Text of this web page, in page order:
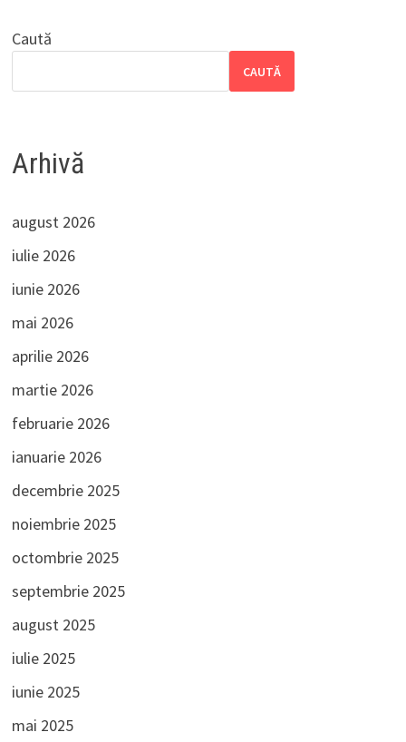
Caută
CAUTĂ
Arhivă
august 2026
iulie 2026
iunie 2026
mai 2026
aprilie 2026
martie 2026
februarie 2026
ianuarie 2026
decembrie 2025
noiembrie 2025
octombrie 2025
septembrie 2025
august 2025
iulie 2025
iunie 2025
mai 2025